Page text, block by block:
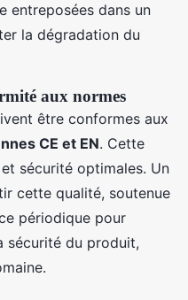
entreposées dans un
la dégradation du
aux normes
être conformes aux
CE et EN. Cette
sécurité optimales. Un
cette qualité, soutenue
périodique pour
sécurité du produit,